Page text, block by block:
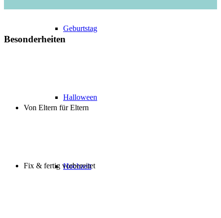
Geburtstag
Halloween
Hochzeit
Besonderheiten
Von Eltern für Eltern
Fix & fertig vorbereitet